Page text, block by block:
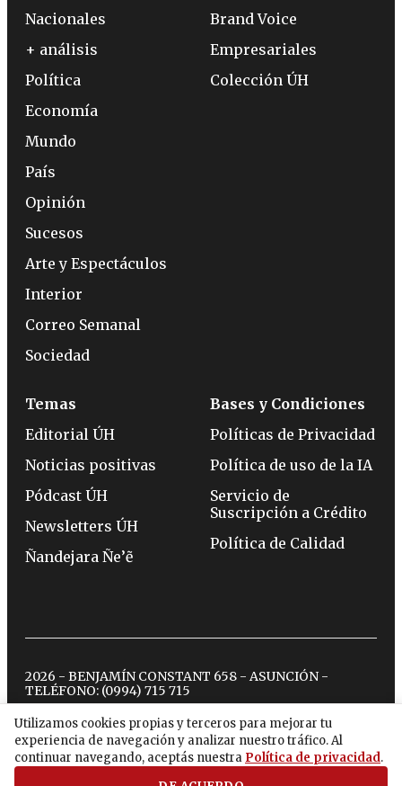
Utilizamos cookies propias y terceros para mejorar tu
experiencia de navegación y analizar nuestro tráfico. Al
continuar navegando, aceptás nuestra Política de privacidad.
Nacionales
+ análisis
Política
Economía
Mundo
País
Opinión
Sucesos
Arte y Espectáculos
Interior
Correo Semanal
Sociedad
Brand Voice
Empresariales
Colección ÚH
Temas
Editorial ÚH
Noticias positivas
Pódcast ÚH
Newsletters ÚH
Ñandejara Ñe’ẽ
Bases y Condiciones
Políticas de Privacidad
Política de uso de la IA
Servicio de
Suscripción a Crédito
Política de Calidad
2026 - BENJAMÍN CONSTANT 658 - ASUNCIÓN -
TELÉFONO: (0994) 715 715
twitterinstagram
facebook
tiktokyoutubespotify